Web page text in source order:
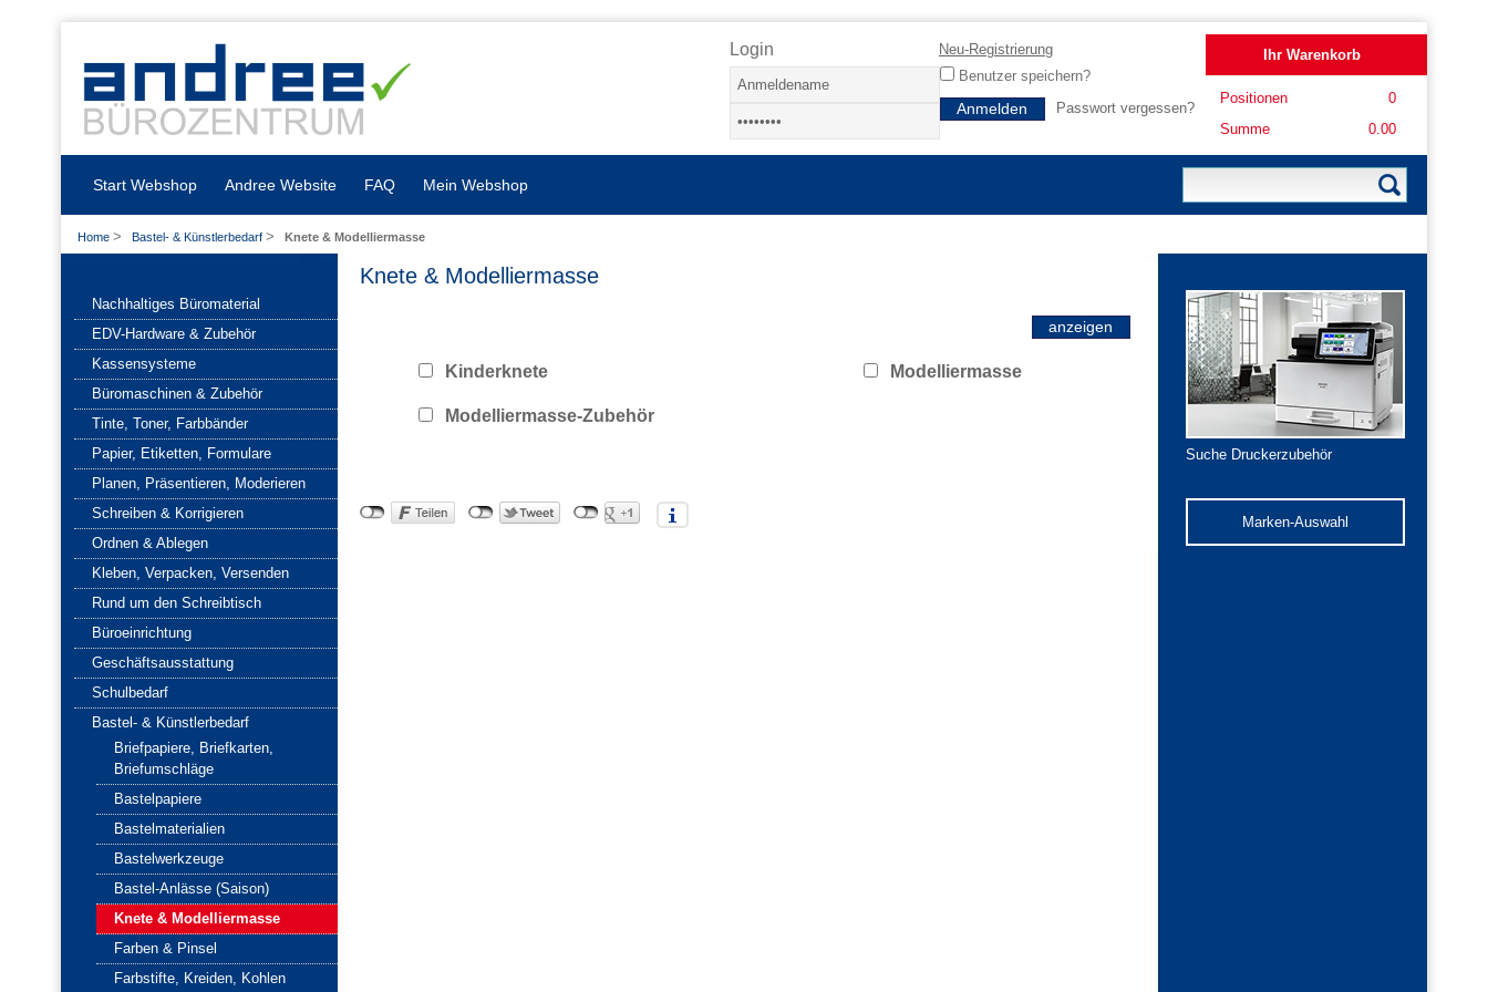
Ihr Warenkorb
Positionen
0
Summe
0.00
Neu-Registrierung
Login
Benutzer speichern?
Passwort vergessen?
Start Webshop Andree Website FAQ Mein Webshop
Home > Bastel- & Künstlerbedarf > Knete & Modelliermasse
Knete & Modelliermasse
Kinderknete Modelliermasse
Modelliermasse-Zubehör
Nachhaltiges Büromaterial
EDV-Hardware & Zubehör
Kassensysteme
Büromaschinen & Zubehör
Tinte, Toner, Farbbänder
Papier, Etiketten, Formulare
Planen, Präsentieren, Moderieren
Schreiben & Korrigieren
Ordnen & Ablegen
Kleben, Verpacken, Versenden
Rund um den Schreibtisch
Büroeinrichtung
Geschäftsausstattung
Schulbedarf
Bastel- & Künstlerbedarf
Briefpapiere, Briefkarten,
Briefumschläge
Bastelpapiere
Bastelmaterialien
Bastelwerkzeuge
Bastel-Anlässe (Saison)
Knete & Modelliermasse
Farben & Pinsel
Farbstifte, Kreiden, Kohlen
Suche Druckerzubehör
Marken-Auswahl